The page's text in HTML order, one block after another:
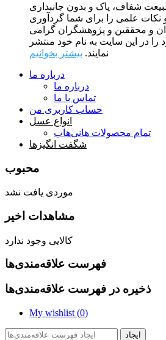
طبیعت شفاف، پاک و بدون جانبداری
نکات علمی را برای شما گردآوری
و محققین و پژوهشگران گرامی
را در این سایت به نام خود منتشر
نمایند. بیشتر بخوانیم
درباره ما
درباره ما
تماس با ما
حساب کاربری من
انواع عسل
تمام محصولات هانی‌هاب
شگفت انگیزها
محبوب
موردی یافت نشد
مشاهدات اخیر
کالایی وجود ندارد
فهرست علاقه‌مندی‌ها
ذخیره در فهرست علاقه‌مندی‌ها
My wishlist (0)
ایجاد